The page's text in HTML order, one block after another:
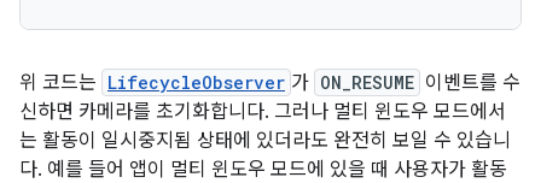
위 코드는 LifecycleObserver 가 ON_RESUME 이벤트를 수
신하면 카메라를 초기화합니다. 그러나 멀티 윈도우 모드에서
는 활동이 일시중지됨 상태에 있더라도 완전히 보일 수 있습니
다. 예를 들어 앱이 멀티 윈도우 모드에 있을 때 사용자가 활동